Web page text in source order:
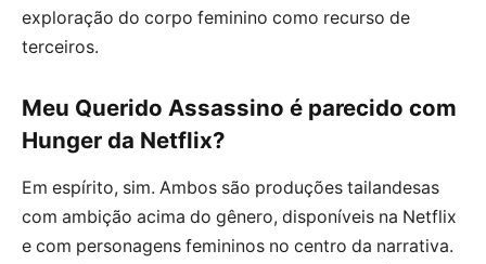
exploração do corpo feminino como recurso de
terceiros.
Meu Querido Assassino é parecido com
Hunger da Netflix?
Em espírito, sim. Ambos são produções tailandesas
com ambição acima do gênero, disponíveis na Netflix
e com personagens femininos no centro da narrativa.